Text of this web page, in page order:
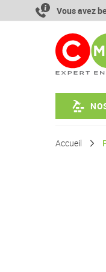
contenu
Vous avez
Accueil